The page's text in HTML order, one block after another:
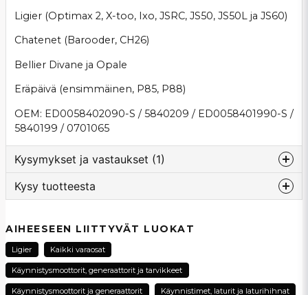
Ligier (Optimax 2, X-too, Ixo, JSRC, JS50, JS50L ja JS60)
Chatenet (Barooder, CH26)
Bellier Divane ja Opale
Eräpäivä (ensimmäinen, P85, P88)
OEM: ED0058402090-S / 5840209 / ED0058401990-S /
5840199 / 0701065
Kysymykset ja vastaukset (1)
Kauppa vastasi
Hej, Återkoppla gärna med ett OEM nummer på
din startmotor så kan jag kolla ifall den har en
korsreferens som passar till denna startmotorn.
Kysy tuotteesta
Kysy meiltä tästä tuotteesta...
name
AIHEESEEN LIITTYVÄT LUOKAT
Ligier Kaikki varaosat
Käynnistysmoottorit, generaattorit ja tarvikkeet
Käynnistysmoottorit ja generaattorit Käynnistimet, laturit ja laturihihnat